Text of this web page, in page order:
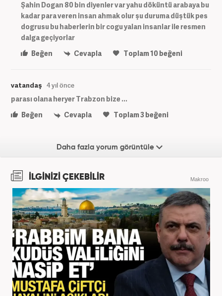
Şahin Dogan 80 bin diyenler var yahu döküntü arabaya bu
kadar para veren insan ahmak olur şu duruma düştük pes
dogrusu bu haberlerin bir cogu yalan insanlar ile resmen
dalga geçiyorlar
Beğen
Cevapla Toplam10beğeni
vatandaş 4 yıl önce
parası olana heryer Trabzon bize ...
Beğen
Cevapla Toplam3beğeni
Daha fazla yorum görüntüle
İLGİNİZİ ÇEKEBİLİR Makroo